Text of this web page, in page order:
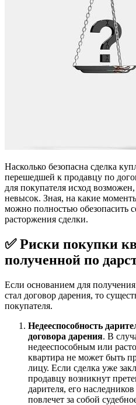
Насколько безопасна сделка
перешедшей к продавцу по
для покупателя исход
невысок. Зная, на какие
можно полностью обезопасить
расторжения сделки.
✅ Риски покупки
полученной по
Если основанием для
стал договор дарения, то
покупателя.
Недееспособность
договора дарения. В
недееспособным или
квартира не может быть
лицу. Если сделка уже
продавцу возникнут
дарителя, его
повлечет за собой